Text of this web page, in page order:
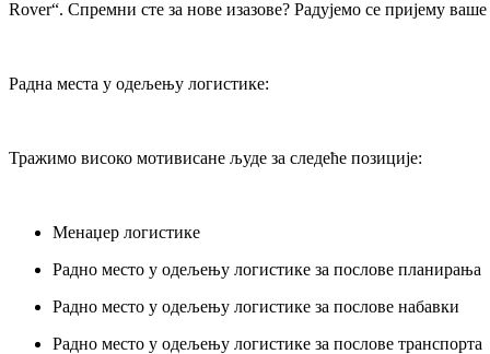
Rover“. Спремни сте за нове изазове? Радујемо се пријему
Радна места у одељењу логистике:
Тражимо високо мотивисане људе за следеће позиције:
Менаџер логистике
Радно место у одељењу логистике за послове планирања
Радно место у одељењу логистике за послове набавки
Радно место у одељењу логистике за послове транспорта